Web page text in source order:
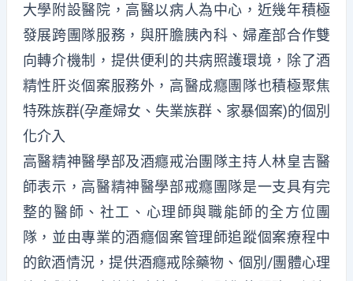
大學附設醫院，高醫以病人為中心，近幾年積極
發展跨團隊服務，與肝膽胰內科、婦產部合作雙
向轉介機制，提供便利的共病照護環境，除了酒
精性肝炎個案服務外，高醫成癮團隊也積極聚焦
特殊族群(孕產婦女、失業族群、家暴個案)的個別
化介入
高醫精神醫學部及酒癮戒治團隊主持人林皇吉醫
師表示，高醫精神醫學部戒癮團隊是一支具有完
整的醫師、社工、心理師與職能師的全方位團
隊，並由專業的酒癮個案管理師追蹤個案療程中
的飲酒情況，提供酒癮戒除藥物、個別/團體心理